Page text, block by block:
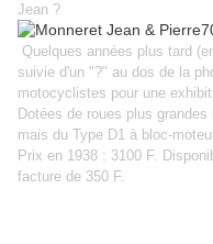
Jean ?
Quelques années plus tard
suivie d'un "?" au dos de la
motocyclistes pour une
Dotées de roues plus
mais du Type D1 à bloc-
Prix en 1938 : 3100 F.
facture de 350 F.